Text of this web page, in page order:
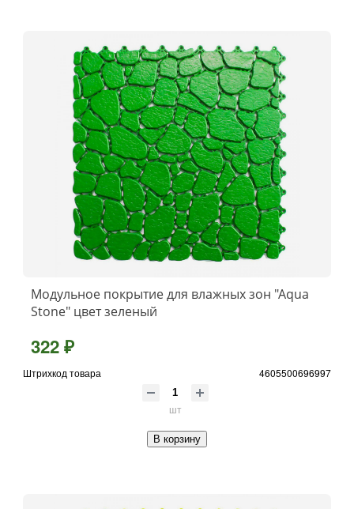
Модульное покрытие для влажных зон "Aqua
Stone" цвет зеленый
322 ₽
Штрихкод товара 4605500696997
шт
В корзину